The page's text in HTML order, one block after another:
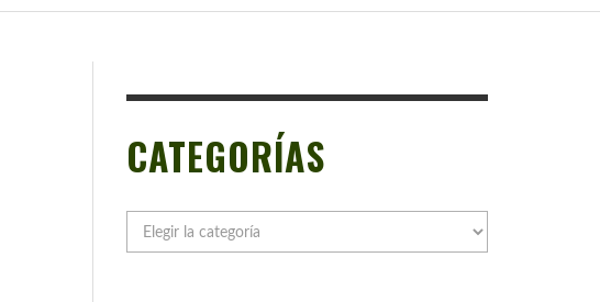
CATEGORÍAS